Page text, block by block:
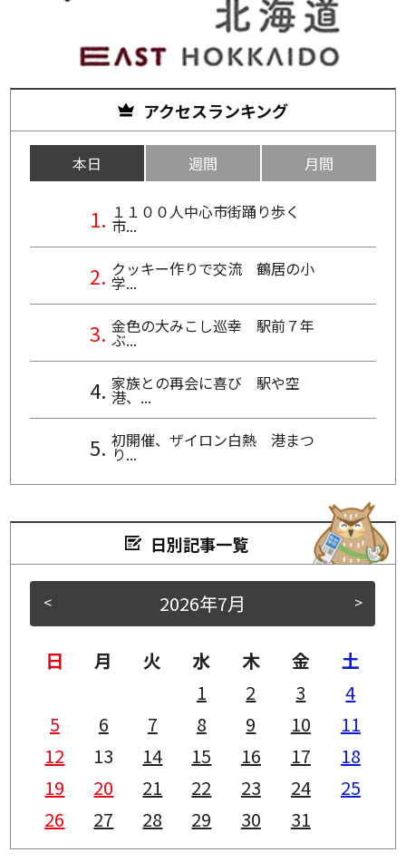
アクセスランキング
本日 週間 月間
１１００人中心市街踊り歩く
市...
クッキー作りで交流 鶴居の小
学...
金色の大みこし巡幸 駅前７年
ぶ...
家族との再会に喜び 駅や空
港、...
初開催、ザイロン白熱 港まつ
り...
日別記事一覧
< >
2026年7月
日 月 火 水 木 金
土
1
2 3
4
5
6 7 8 9 10
11
12
13 14 15 16 17
18
19
20 21 22 23 24
25
26
27 28 29 30 31